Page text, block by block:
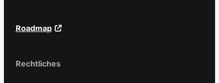
Roadmap
Rechtliches